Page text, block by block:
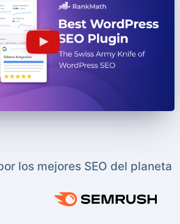
los mejores SEO del planeta